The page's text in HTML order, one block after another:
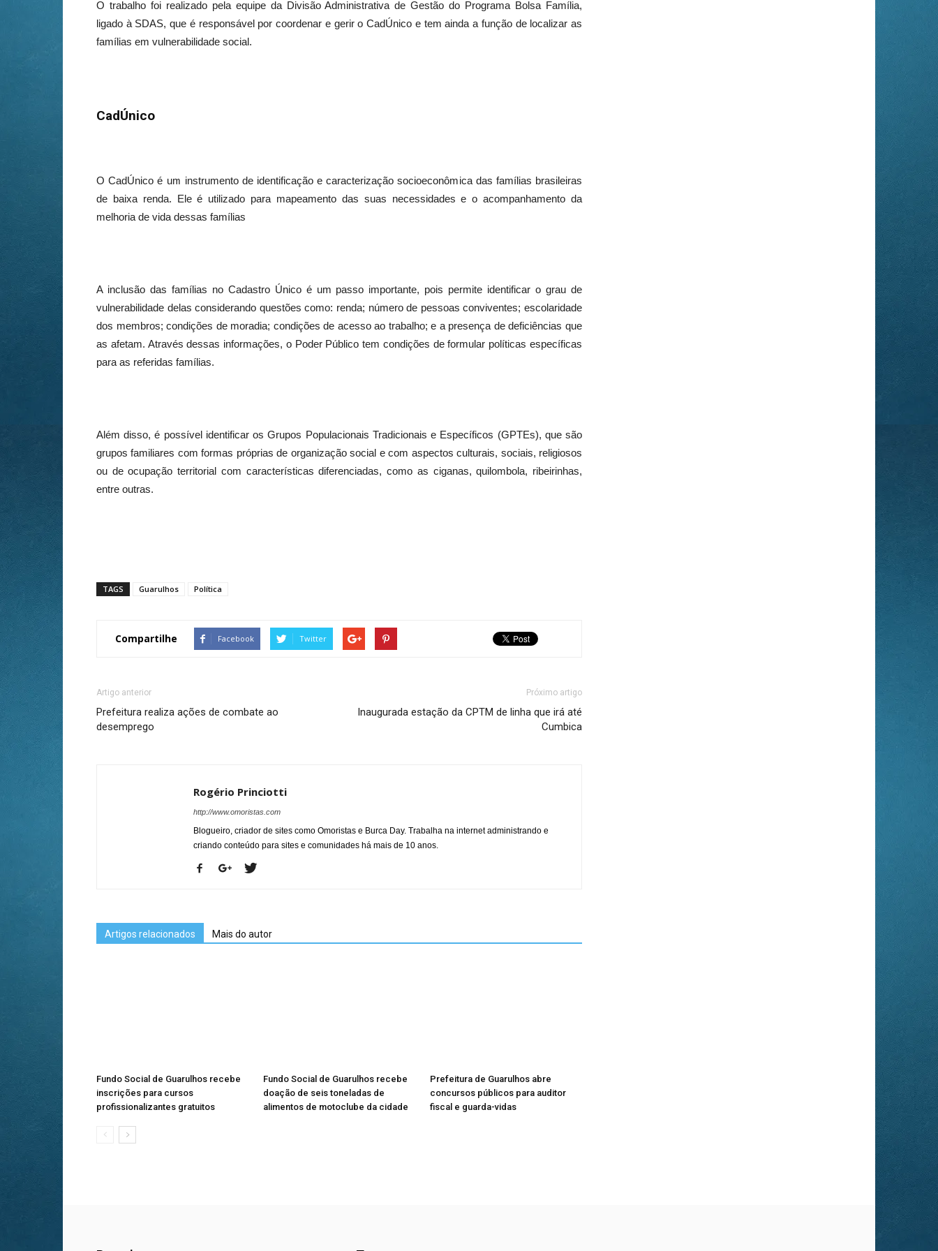
O trabalho foi realizado pela equipe da Divisão Administrativa de Gestão do Programa Bolsa Família,
ligado à SDAS, que é responsável por coordenar e gerir o CadÚnico e tem ainda a função de localizar as
famílias em vulnerabilidade social.
CadÚnico
O CadÚnico é um instrumento de identificação e caracterização socioeconômica das famílias brasileiras
de baixa renda. Ele é utilizado para mapeamento das suas necessidades e o acompanhamento da
melhoria de vida dessas famílias
A inclusão das famílias no Cadastro Único é um passo importante, pois permite identificar o grau de
vulnerabilidade delas considerando questões como: renda; número de pessoas conviventes; escolaridade
dos membros; condições de moradia; condições de acesso ao trabalho; e a presença de deficiências que
as afetam. Através dessas informações, o Poder Público tem condições de formular políticas específicas
para as referidas famílias.
Além disso, é possível identificar os Grupos Populacionais Tradicionais e Específicos (GPTEs), que são
grupos familiares com formas próprias de organização social e com aspectos culturais, sociais, religiosos
ou de ocupação territorial com características diferenciadas, como as ciganas, quilombola, ribeirinhas,
entre outras.
TAGS Guarulhos Política
Compartilhe Facebook Twitter
Artigo anterior
Prefeitura realiza ações de combate ao
desemprego
Próximo artigo
Inaugurada estação da CPTM de linha que irá até
Cumbica
Rogério Princiotti
http://www.omoristas.com
Blogueiro, criador de sites como Omoristas e Burca Day. Trabalha na internet administrando e
criando conteúdo para sites e comunidades há mais de 10 anos.
Artigos relacionados Mais do autor
Fundo Social de Guarulhos recebe
inscrições para cursos
profissionalizantes gratuitos
Fundo Social de Guarulhos recebe
doação de seis toneladas de
alimentos de motoclube da cidade
Prefeitura de Guarulhos abre
concursos públicos para auditor
fiscal e guarda-vidas